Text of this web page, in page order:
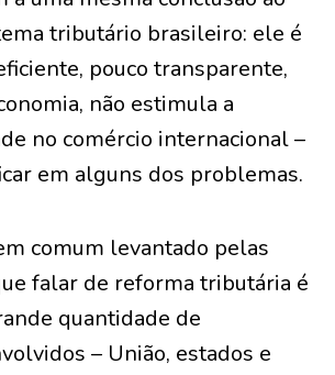
tributário brasileiro: ele é
pouco transparente,
não estimula a
no comércio internacional –
em alguns dos problemas.
comum levantado pelas
falar de reforma tributária é
quantidade de
– União, estados e